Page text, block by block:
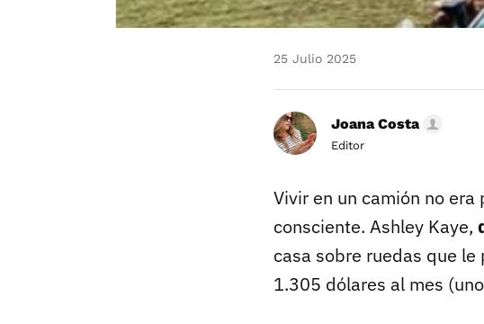
25 Julio 2025
Joana Costa
Editor
Vivir en un camión no
consciente. Ashley Kaye,
casa sobre ruedas que
1.305 dólares al mes